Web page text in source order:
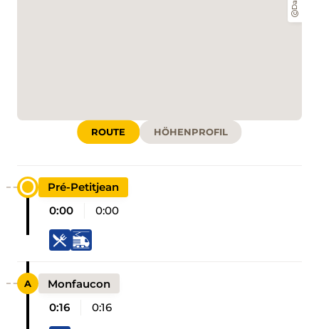
ROUTE HÖHENPROFIL
Pré-Petitjean
0:00
0:00
Monfaucon
0:16
0:16